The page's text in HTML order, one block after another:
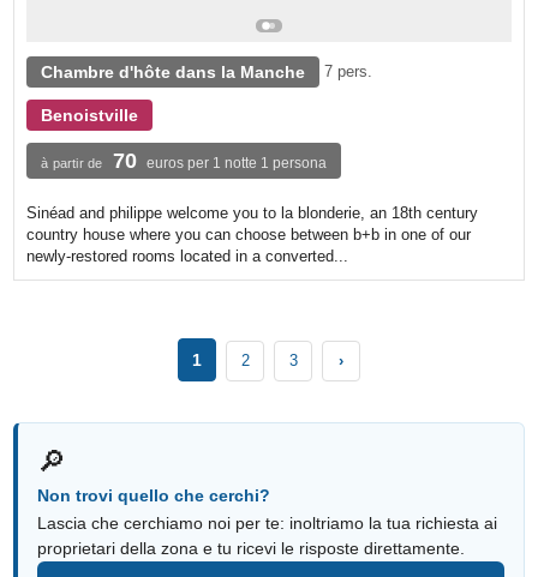
Chambre d'hôte dans la Manche 7 pers.
Benoistville
à partir de 70 euros per 1 notte 1 persona
Sinéad and philippe welcome you to la blonderie, an 18th century
country house where you can choose between b+b in one of our
newly-restored rooms located in a converted...
1 2 3 ›
🔎
Non trovi quello che cerchi?
Lascia che cerchiamo noi per te: inoltriamo la tua richiesta ai
proprietari della zona e tu ricevi le risposte direttamente.